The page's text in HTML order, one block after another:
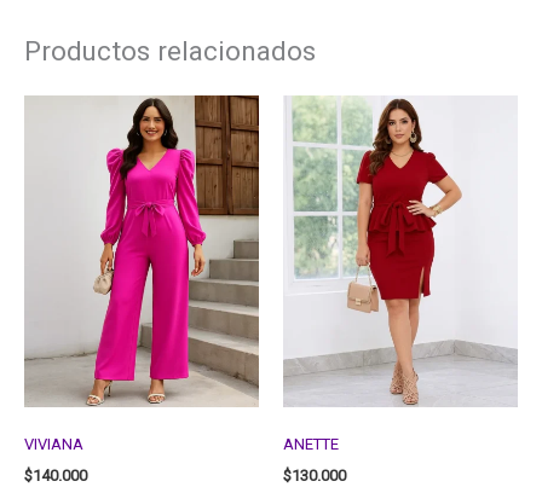
Productos relacionados
VIVIANA
$140.000
ANETTE
$130.000